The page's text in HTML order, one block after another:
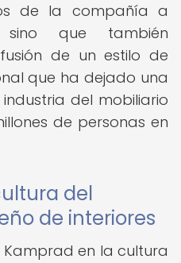
de la compañía a
sino que también
de un estilo de
que ha dejado una
del mobiliario
de personas en
del
de interiores
Kamprad en la cultura